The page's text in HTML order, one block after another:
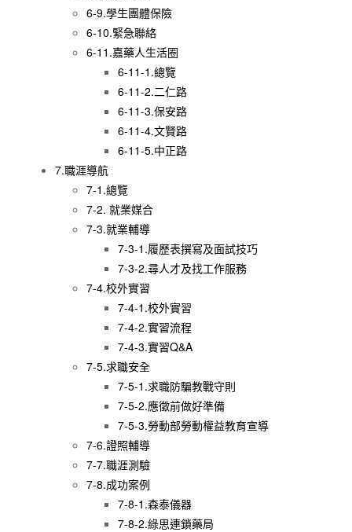
6-9.學生團體保險
6-10.緊急聯絡
6-11.嘉藥人生活圈
6-11-1.總覽
6-11-2.二仁路
6-11-3.保安路
6-11-4.文賢路
6-11-5.中正路
7.職涯導航
7-1.總覽
7-2. 就業媒合
7-3.就業輔導
7-3-1.履歷表撰寫及面試技巧
7-3-2.尋人才及找工作服務
7-4.校外實習
7-4-1.校外實習
7-4-2.實習流程
7-4-3.實習Q&A
7-5.求職安全
7-5-1.求職防騙教戰守則
7-5-2.應徵前做好準備
7-5-3.勞動部勞動權益教育宣導
7-6.證照輔導
7-7.職涯測驗
7-8.成功案例
7-8-1.森泰儀器
7-8-2.綠思連鎖藥局